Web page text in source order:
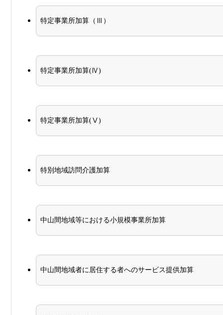
特定事業所加算（Ⅲ）
特定事業所加算(Ⅳ)
特定事業所加算(Ⅴ)
特別地域訪問介護加算
中山間地域等における小規模事業所加算
中山間地域者に居住する者へのサービス提供加算